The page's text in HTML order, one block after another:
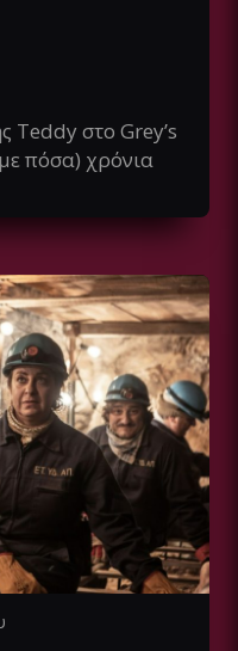
Teddy στο Grey’s
πόσα) χρόνια